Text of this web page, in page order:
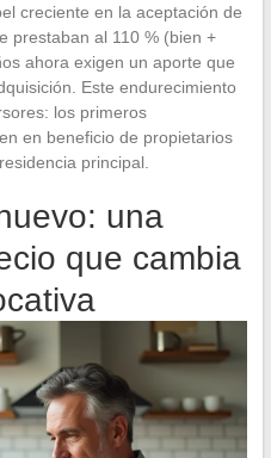
creciente en la aceptación de
prestaban al 110 % (bien +
ahora exigen un aporte que
Este endurecimiento
los primeros
en beneficio de propietarios
principal.
una
que cambia